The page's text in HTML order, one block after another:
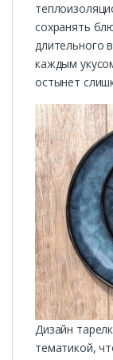
сохранять
длительного
каждым
остынет
Дизайн
тематикой,